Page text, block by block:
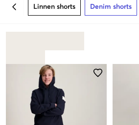
BACK Linnen shorts Denim shorts